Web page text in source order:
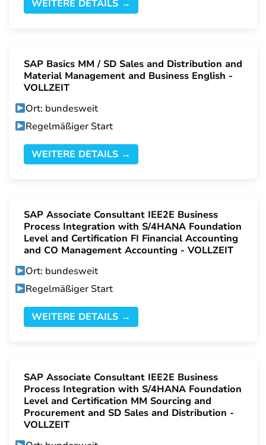
WEITERE DETAILS →
SAP Basics MM / SD Sales and Distribution and
Material Management and Business English -
VOLLZEIT
Ort: bundesweit
Regelmäßiger Start
WEITERE DETAILS →
SAP Associate Consultant IEE2E Business
Process Integration with S/4HANA Foundation
Level and Certification FI Financial Accounting
and CO Management Accounting - VOLLZEIT
Ort: bundesweit
Regelmäßiger Start
WEITERE DETAILS →
SAP Associate Consultant IEE2E Business
Process Integration with S/4HANA Foundation
Level and Certification MM Sourcing and
Procurement and SD Sales and Distribution -
VOLLZEIT